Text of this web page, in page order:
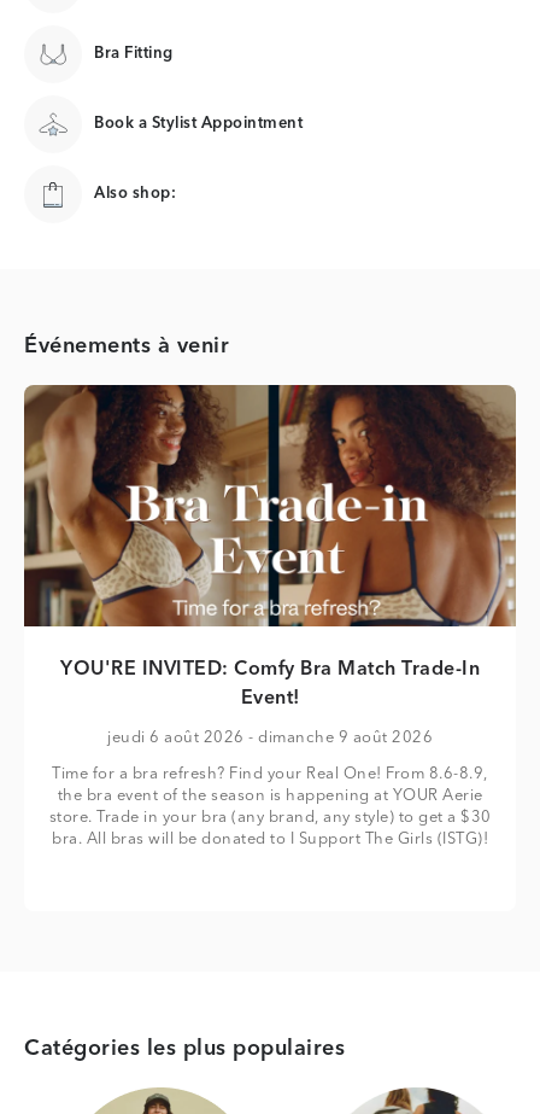
Bra Fitting
Book a Stylist Appointment
Also shop:
Événements à venir
YOU'RE INVITED: Comfy Bra Match Trade-In
Event!
jeudi 6 août 2026 - dimanche 9 août 2026
Time for a bra refresh? Find your Real One! From 8.6-8.9,
the bra event of the season is happening at YOUR Aerie
store. Trade in your bra (any brand, any style) to get a $30
bra. All bras will be donated to I Support The Girls (ISTG)!
Catégories les plus populaires
Category Card Category